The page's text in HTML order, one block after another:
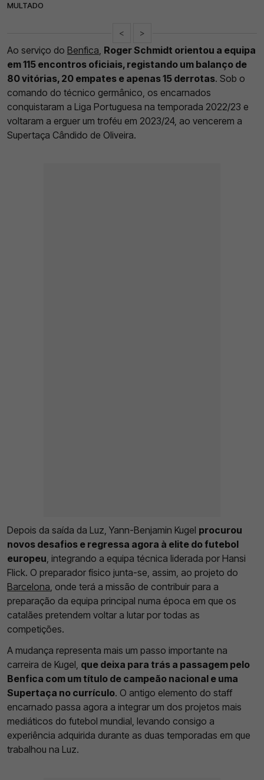
MULTADO
< >
Ao serviço do Benfica, Roger Schmidt orientou a equipa
em 115 encontros oficiais, registando um balanço de
80 vitórias, 20 empates e apenas 15 derrotas. Sob o
comando do técnico germânico, os encarnados
conquistaram a Liga Portuguesa na temporada 2022/23 e
voltaram a erguer um troféu em 2023/24, ao vencerem a
Supertaça Cândido de Oliveira.
Depois da saída da Luz, Yann-Benjamin Kugel procurou
novos desafios e regressa agora à elite do futebol
europeu, integrando a equipa técnica liderada por Hansi
Flick. O preparador físico junta-se, assim, ao projeto do
Barcelona, onde terá a missão de contribuir para a
preparação da equipa principal numa época em que os
catalães pretendem voltar a lutar por todas as
competições.
A mudança representa mais um passo importante na
carreira de Kugel, que deixa para trás a passagem pelo
Benfica com um título de campeão nacional e uma
Supertaça no currículo. O antigo elemento do staff
encarnado passa agora a integrar um dos projetos mais
mediáticos do futebol mundial, levando consigo a
experiência adquirida durante as duas temporadas em que
trabalhou na Luz.